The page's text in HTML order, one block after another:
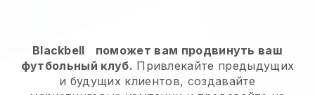
Blackbell
поможет вам продвинуть ваш
футбольный клуб. Привлекайте предыдущих
и будущих клиентов, создавайте